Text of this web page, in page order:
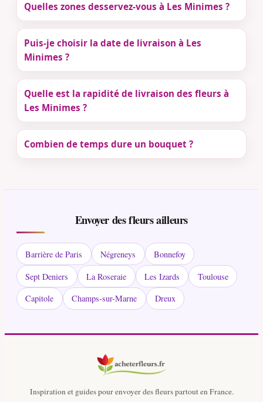
Quelles zones desservez-vous à Les Minimes ?
Puis-je choisir la date de livraison à Les
Minimes ?
Quelle est la rapidité de livraison des fleurs à
Les Minimes ?
Combien de temps dure un bouquet ?
Envoyer des fleurs ailleurs
Barrière de Paris Négreneys
Bonnefoy
Sept Deniers
La Roseraie Les Izards
Toulouse
Capitole
Champs-sur-Marne Dreux
Inspiration et guides pour envoyer des fleurs partout en France.